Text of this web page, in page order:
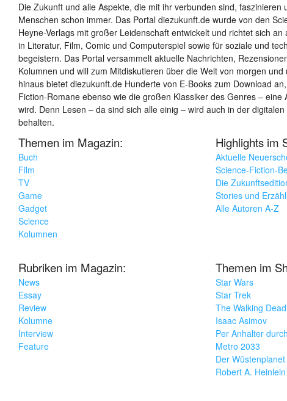
Die Zukunft und alle Aspekte, die mit ihr verbunden sind, faszinieren
Menschen schon immer. Das Portal diezukunft.de wurde von den
Heyne-Verlags mit großer Leidenschaft entwickelt und richtet sich an
in Literatur, Film, Comic und Computerspiel sowie für soziale und
begeistern. Das Portal versammelt aktuelle Nachrichten,
Kolumnen und will zum Mitdiskutieren über die Welt von morgen
hinaus bietet diezukunft.de Hunderte von E-Books zum Download
Fiction-Romane ebenso wie die großen Klassiker des Genres – eine
wird. Denn Lesen – da sind sich alle einig – wird auch in der
behalten.
Themen im Magazin:
Buch
Film
TV
Game
Gadget
Science
Kolumnen
Highlights im
Aktuelle
Science-Fiction-
Die
Stories und
Alle Autoren A-Z
Rubriken im Magazin:
News
Essay
Review
Kolumne
Interview
Feature
Themen im
Star Wars
Star Trek
The Walking Dead
Isaac Asimov
Per Anhalter
Metro 2033
Der Wüstenplanet
Robert A. Heinlein